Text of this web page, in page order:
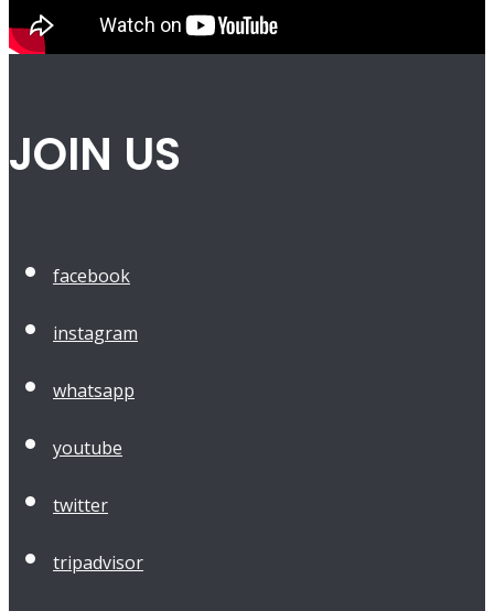
JOIN US
facebook
instagram
whatsapp
youtube
twitter
tripadvisor